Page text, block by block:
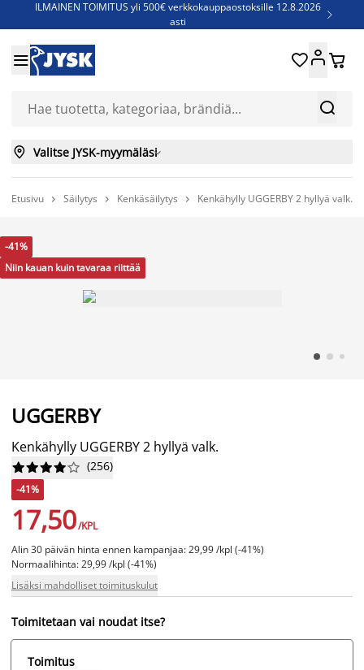
ILMAINEN TOIMITUS yli 500€ verkkokauppaostoksille 12.8.2026
asti

Jenkkisänkyjä - Säästä jopa 60%


 
 Valitse JYSK-myymäläsi
Etusivu  Säilytys  Kenkäsäilytys  Kenkähylly UGGERBY 2 hyllyä valk.
-41%
Niin kauan kuin tavaraa riittää
UGGERBY
Kenkähylly UGGERBY 2 hyllyä valk.





 (256)
-41%
17,50/KPL
Alin 30 päivän hinta ennen kampanjaa: 29,99 /kpl (-41%)
Normaalihinta: 29,99 /kpl (-41%)
Lisäksi mahdolliset toimituskulut
Toimitetaan vai noudat itse?
Toimitus